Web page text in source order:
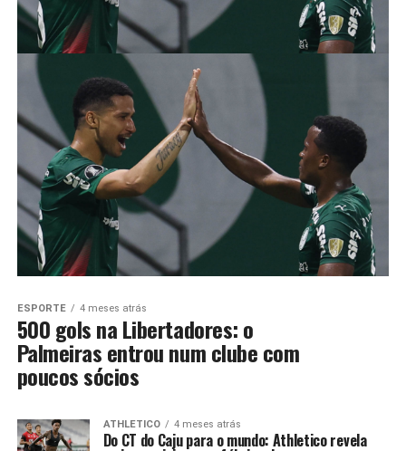
ESPORTE 4 meses atrás
500 gols na Libertadores: o
Palmeiras entrou num clube com
poucos sócios
ATHLETICO 4 meses atrás
Do CT do Caju para o mundo: Athletico revela